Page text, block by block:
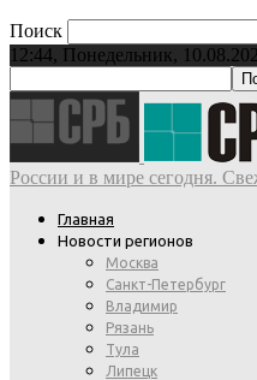
Поиск
12:44, Понедельник,
России и в мире сегодня.
Главная
Новости регионов
Москва
Санкт-Петербург
Владимир
Рязань
Тула
Липецк